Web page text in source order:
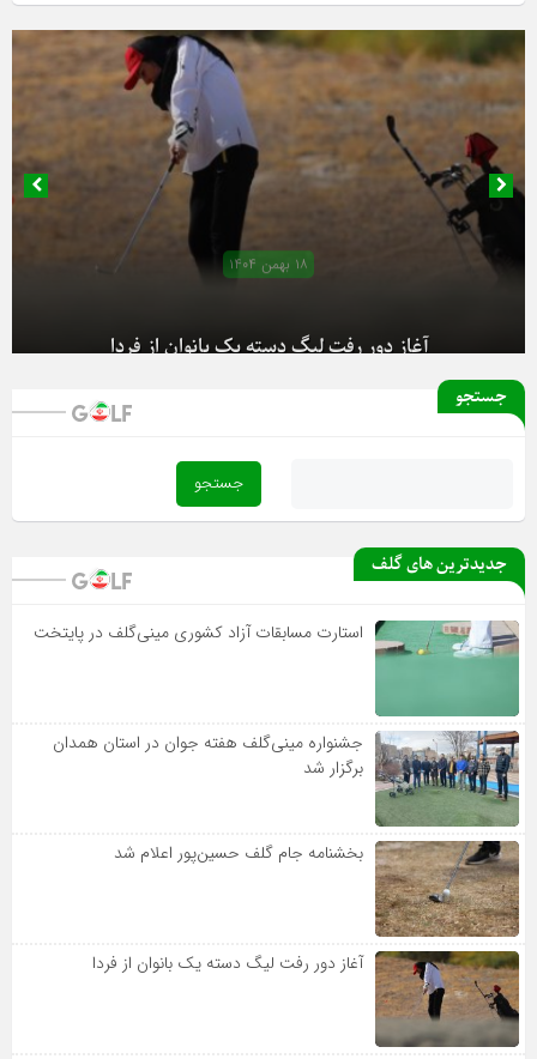
۱۸ بهمن ۱۴۰۴
جستجو
جدیدترین های گلف
استارت مسابقات آزاد کشوری مینی‌گلف در پایتخت
جشنواره مینی‌گلف هفته جوان در استان همدان
برگزار شد
بخشنامه جام گلف حسین‌پور اعلام شد
آغاز دور رفت لیگ دسته یک بانوان از فردا